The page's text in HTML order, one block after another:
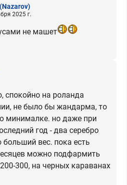
(Nazarov)
2025 г.
не машет
спокойно на роланда
не было бы жандарма, то
минималке. но даже при
год - два серебро
вес. пока есть
можно подфармить
300, на черных караванах